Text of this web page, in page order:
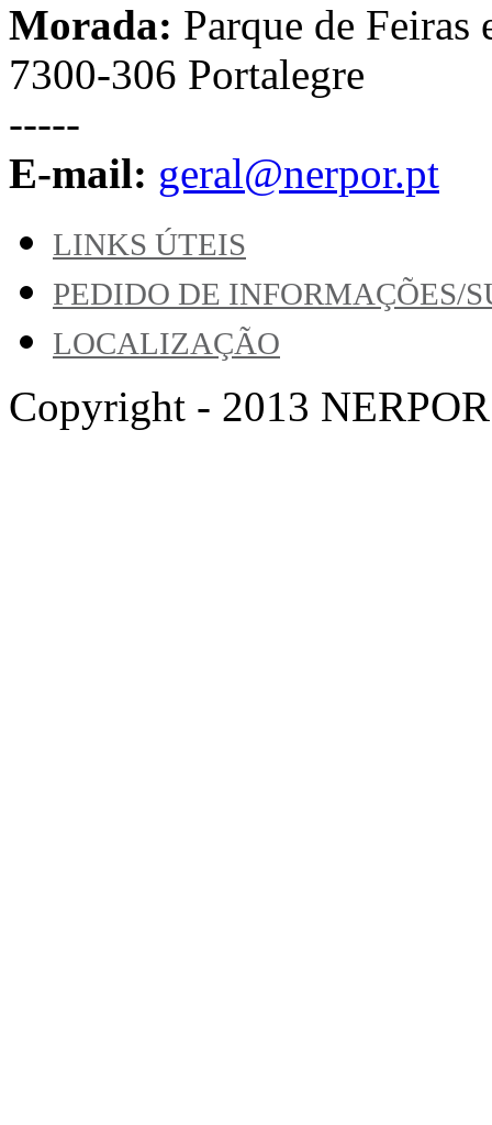
Morada: Parque de Feiras
7300-306 Portalegre
-----
E-mail: geral@nerpor.pt
LINKS ÚTEIS
PEDIDO DE INFORMAÇÕES/
LOCALIZAÇÃO
Copyright - 2013